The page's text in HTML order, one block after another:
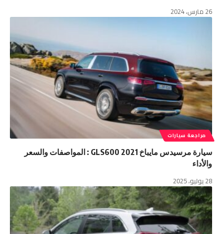
26 مارس، 2024
مراجعة سيارات
سيارة مرسيدس مايباخ GLS600 2021 : المواصفات والسعر
والأداء
28 يوليو، 2025